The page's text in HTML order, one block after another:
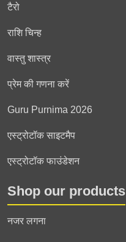
टैरो
राशि चिन्ह
वास्तु शास्त्र
प्रेम की गणना करें
Guru Purnima 2026
एस्ट्रोटॉक साइटमैप
एस्ट्रोटॉक फाउंडेशन
Shop our products
नजर लगना